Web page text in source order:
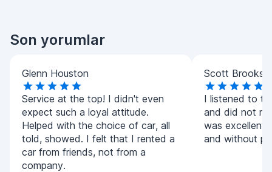
Son yorumlar
Glenn Houston
Service at the top! I didn't even
expect such a loyal attitude.
Helped with the choice of car, all
told, showed. I felt that I rented a
car from friends, not from a
company.
Scott Brooks
I listened to
and did not
was
and without